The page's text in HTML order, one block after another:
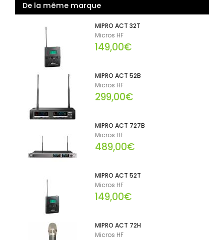
De la même marque
MIPRO ACT 32T
Micros HF
149,00€
MIPRO ACT 52B
Micros HF
299,00€
MIPRO ACT 727B
Micros HF
489,00€
MIPRO ACT 52T
Micros HF
149,00€
MIPRO ACT 72H
Micros HF